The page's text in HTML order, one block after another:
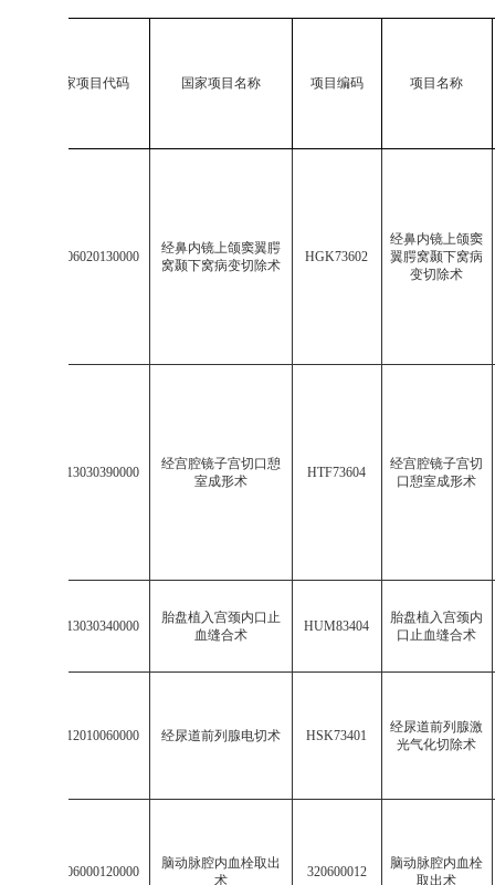
国家项目代码 国家项目名称 项目编码 项目名称
513306020130000
经鼻内镜上颌窦翼腭
窝颞下窝病变切除术
HGK73602
经鼻内镜上颌窦
翼腭窝颞下窝病
变切除术
513313030390000
经宫腔镜子宫切口憩
室成形术
HTF73604
经宫腔镜子宫切
口憩室成形术
513313030340000
胎盘植入宫颈内口止
血缝合术
HUM83404
胎盘植入宫颈内
口止血缝合术
003312010060000 经尿道前列腺电切术 HSK73401
经尿道前列腺激
光气化切除术
513206000120000
脑动脉腔内血栓取出
术
320600012
脑动脉腔内血栓
取出术